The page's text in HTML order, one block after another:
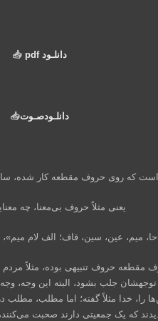
دانلـود‌ pdf 📥
دانلـود‌صـوت📥
است که روی حروف مقطعه کار شده،
یعنی مثلاً حروف بی‌معنا، چه
میم، عین، سین، قاف؛ الف لام
مقطعه حروف تنبیهی بوده، مثلاً
جلب بشود، البته این وجه،
را، خدا مثلاً گفته؛ اما مطلب،
که یک جمعیتی دارند صحبت